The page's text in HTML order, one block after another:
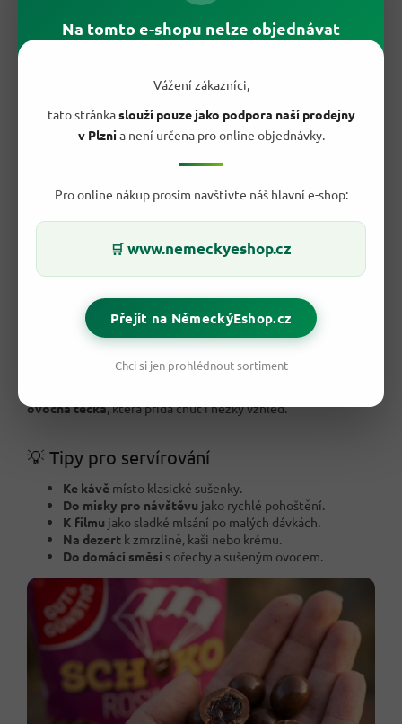
Na tomto e-shopu nelze objednávat
Vážení zákazníci,
tato stránkaslouží pouze jako podpora naší prodejny
v Plznia není určena pro online objednávky.
Pro online nákup prosím navštivte náš hlavní e-shop:
🛒 www.nemeckyeshop.cz
Přejít na NěmeckýEshop.cz
Chci si jen prohlédnout sortiment
🍇 Kdy chutnají nejlépe?
Nejlépe vyniknou jako
, když nechceš velký
dezert. Stačí hrst do misky a máš něco ke kávě, k filmu nebo
na pracovní stůl.
Můžeš je přidat také do domácí směsi s ořechy, sušeným
ovocná tečka, která přidá chuť i hezký vzhled.
💡 Tipy pro servírování
Ke kávě místo klasické sušenky.
Do misky pro návštěvu jako rychlé pohoštění.
K filmu jako sladké mlsání po malých dávkách.
Na dezert k zmrzlině, kaši nebo krému.
Do domácí směsi s ořechy a sušeným ovocem.